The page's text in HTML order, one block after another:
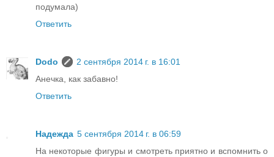
подумала)
Ответить
Dodo
2 сентября 2014 г. в 16:01
Анечка, как забавно!
Ответить
Надежда 5 сентября 2014 г. в 06:59
На некоторые фигуры и смотреть приятно и вспомнить о